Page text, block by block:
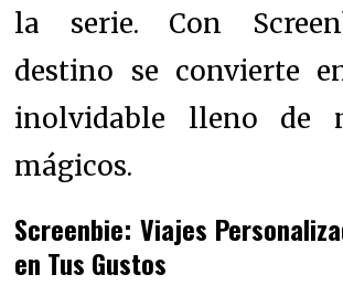
la serie. Con
destino se convierte
inolvidable lleno de
mágicos.
Screenbie: Viajes
en Tus Gustos